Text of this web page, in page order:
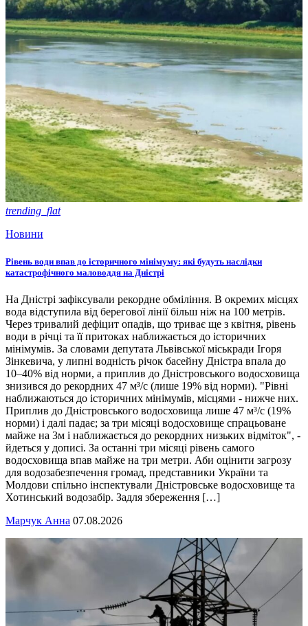
trending_flat
Новини
Рівень води впав до історичного мінімуму: які будуть наслідки
катастрофічного маловоддя на Дністрі
На Дністрі зафіксували рекордне обміління. В окремих місцях
вода відступила від берегової лінії більш ніж на 100 метрів.
Через тривалий дефіцит опадів, що триває ще з квітня, рівень
води в річці та її притоках наближається до історичних
мінімумів. За словами депутата Львівської міськради Ігоря
Зінкевича, у липні водність річок басейну Дністра впала до
10–40% від норми, а приплив до Дністровського водосховища
знизився до рекордних 47 м³/с (лише 19% від норми). "Рівні
наближаються до історичних мінімумів, місцями - нижче них.
Приплив до Дністровського водосховища лише 47 м³/с (19%
норми) і далі падає; за три місяці водосховище спрацьоване
майже на 3м і наближається до рекордних низьких відміток", -
йдеться у дописі. За останні три місяці рівень самого
водосховища впав майже на три метри. Аби оцінити загрозу
для водозабезпечення громад, представники України та
Молдови спільно інспектували Дністровське водосховище та
Хотинський водозабір. Задля збереження […]
Марчук Анна 07.08.2026